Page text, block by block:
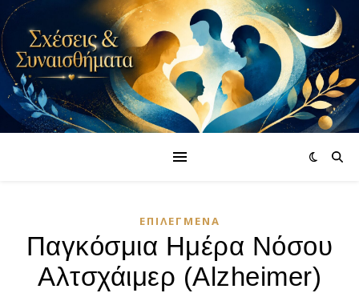
ΕΠΙΛΕΓΜΈΝΑ
Παγκόσμια Ημέρα Νόσου
Αλτσχάιμερ (Alzheimer)